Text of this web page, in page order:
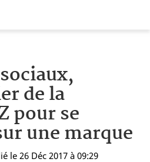
de la
pour se
une marque
le 26 Déc 2017 à 09:29